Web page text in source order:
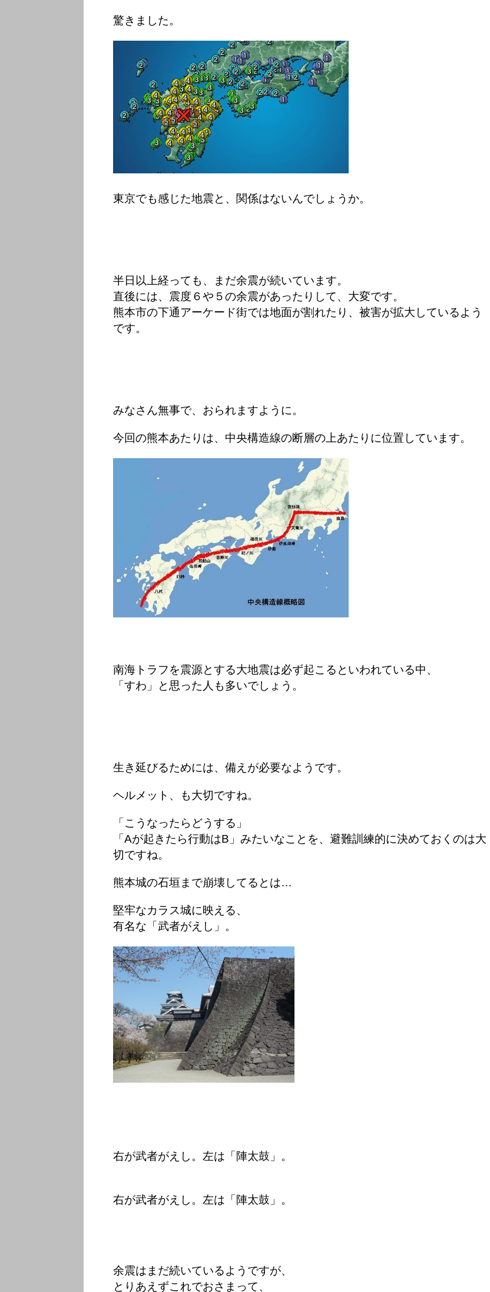
驚きました。
東京でも感じた地震と、関係はないんでしょうか。
半日以上経っても、まだ余震が続いています。
直後には、震度６や５の余震があったりして、大変です。
熊本市の下通アーケード街では地面が割れたり、被害が拡大しているよう
です。
みなさん無事で、おられますように。
今回の熊本あたりは、中央構造線の断層の上あたりに位置しています。
南海トラフを震源とする大地震は必ず起こるといわれている中、
「すわ」と思った人も多いでしょう。
生き延びるためには、備えが必要なようです。
ヘルメット、も大切ですね。
「こうなったらどうする」
「Aが起きたら行動はB」みたいなことを、避難訓練的に決めておくのは大
切ですね。
熊本城の石垣まで崩壊してるとは…
堅牢なカラス城に映える、
有名な「武者がえし」。
右が武者がえし。左は「陣太鼓」。
右が武者がえし。左は「陣太鼓」。
余震はまだ続いているようですが、
とりあえずこれでおさまって、